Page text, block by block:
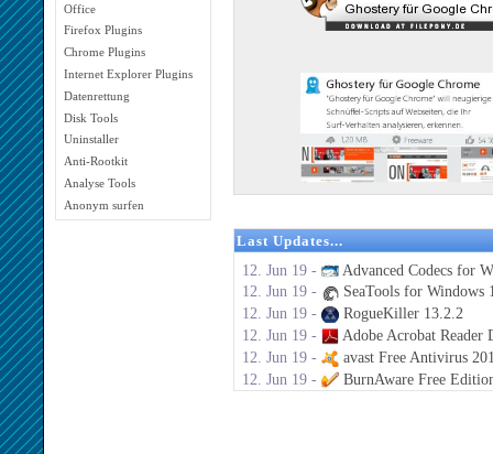
Office
Firefox Plugins
Chrome Plugins
Internet Explorer Plugins
Datenrettung
Disk Tools
Uninstaller
Anti-Rootkit
Analyse Tools
Anonym surfen
Last Updates...
12. Jun 19 -
Advanced Codecs for
12. Jun 19 -
SeaTools for Windows
12. Jun 19 -
RogueKiller 13.2.2
12. Jun 19 -
Adobe Acrobat Reader
12. Jun 19 -
avast Free Antivirus
12. Jun 19 -
BurnAware Free